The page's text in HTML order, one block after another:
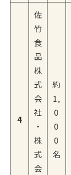
4
佐
竹
食
品
株
式
会
社
・
株
式
会
約
1,
0
0
0
名